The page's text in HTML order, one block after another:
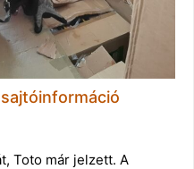
Toto már jelzett. A